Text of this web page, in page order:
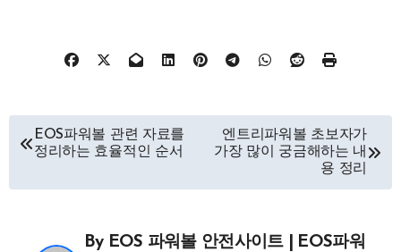
색
EOS파워볼 관련 자료를
정리하는 효율적인 순서
엔트리파워볼 초보자가
가장 많이 궁금해하는 내
용 정리
By EOS 파워볼 안전사이트 | EOS파워